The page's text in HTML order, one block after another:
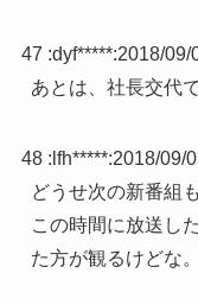
47 :dyf*****:2018/09/
あとは、社長交代
48 : lfh*****:2018/09/
どうせ次の新番組
この時間に放送し
た方が観るけどな。